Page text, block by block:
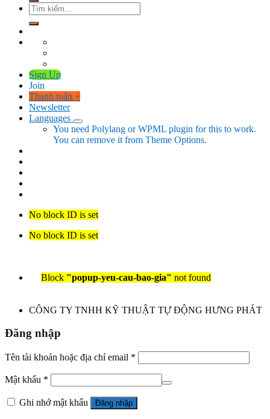
Tìm
kiếm:
Sign Up
Join
Thanh toán +
Newsletter
Languages
You need Polylang or WPML plugin for this to work.
You can remove it from Theme Options.
No block ID is set
No block ID is set
Block "popup-yeu-cau-bao-gia" not found
CÔNG TY TNHH KỸ THUẬT TỰ ĐỘNG HƯNG PHÁT
Đăng nhập
Tên tài khoản hoặc địa chỉ email *
Mật khẩu *
Ghi nhớ mật khẩu Đăng nhập